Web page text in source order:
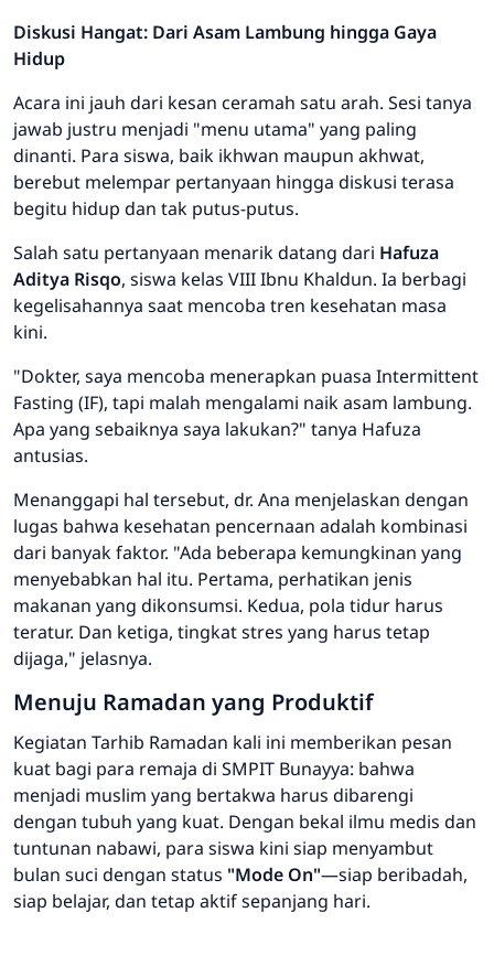
Diskusi Hangat: Dari Asam Lambung hingga Gaya
Hidup
Acara ini jauh dari kesan ceramah satu arah. Sesi tanya
jawab justru menjadi "menu utama" yang paling
dinanti. Para siswa, baik ikhwan maupun akhwat,
berebut melempar pertanyaan hingga diskusi terasa
begitu hidup dan tak putus-putus.
Salah satu pertanyaan menarik datang dari Hafuza
Aditya Risqo, siswa kelas VIII Ibnu Khaldun. Ia berbagi
kegelisahannya saat mencoba tren kesehatan masa
kini.
"Dokter, saya mencoba menerapkan puasa Intermittent
Fasting (IF), tapi malah mengalami naik asam lambung.
Apa yang sebaiknya saya lakukan?" tanya Hafuza
antusias.
Menanggapi hal tersebut, dr. Ana menjelaskan dengan
lugas bahwa kesehatan pencernaan adalah kombinasi
dari banyak faktor. "Ada beberapa kemungkinan yang
menyebabkan hal itu. Pertama, perhatikan jenis
makanan yang dikonsumsi. Kedua, pola tidur harus
teratur. Dan ketiga, tingkat stres yang harus tetap
dijaga," jelasnya.
Menuju Ramadan yang Produktif
Kegiatan Tarhib Ramadan kali ini memberikan pesan
kuat bagi para remaja di SMPIT Bunayya: bahwa
menjadi muslim yang bertakwa harus dibarengi
dengan tubuh yang kuat. Dengan bekal ilmu medis dan
tuntunan nabawi, para siswa kini siap menyambut
bulan suci dengan status "Mode On"—siap beribadah,
siap belajar, dan tetap aktif sepanjang hari.